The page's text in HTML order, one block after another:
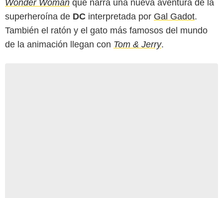
Wonder Woman que narra una nueva aventura de la
superheroína de DC interpretada por Gal Gadot.
También el ratón y el gato más famosos del mundo
de la animación llegan con Tom & Jerry.